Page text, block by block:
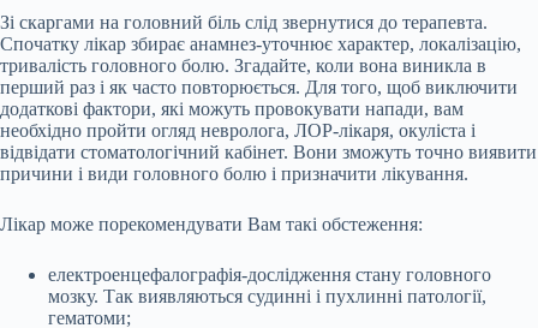
Зі скаргами на головний біль слід звернутися до терапевта.
Спочатку лікар збирає анамнез-уточнює характер, локалізацію,
тривалість головного болю. Згадайте, коли вона виникла в
перший раз і як часто повторюється. Для того, щоб виключити
додаткові фактори, які можуть провокувати напади, вам
необхідно пройти огляд невролога, ЛОР-лікаря, окуліста і
відвідати стоматологічний кабінет. Вони зможуть точно виявити
причини і види головного болю і призначити лікування.
Лікар може порекомендувати Вам такі обстеження:
електроенцефалографія-дослідження стану головного
мозку. Так виявляються судинні і пухлинні патології,
гематоми;